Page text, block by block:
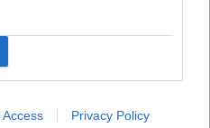
Access Privacy Policy
να σώσει το 4χρονο